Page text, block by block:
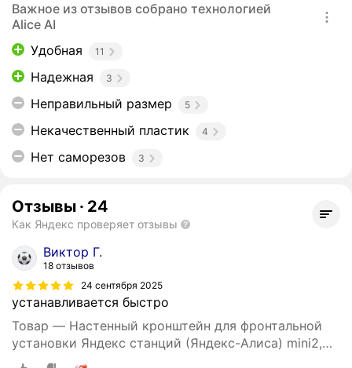
Важное из отзывов собрано технологией
Alice AI
Удобная
11
Надежная 3
Неправильный размер 5
Некачественный пластик 4
Нет саморезов 3
Отзывы · 24
Как Яндекс проверяет отзывы
Виктор Г.
18 отзывов
24 сентября 2025
устанавливается быстро
Товар — Настенный кронштейн для фронтальной
установки Яндекс станций (Яндекс-Алиса) mini2,
3D печать, черный